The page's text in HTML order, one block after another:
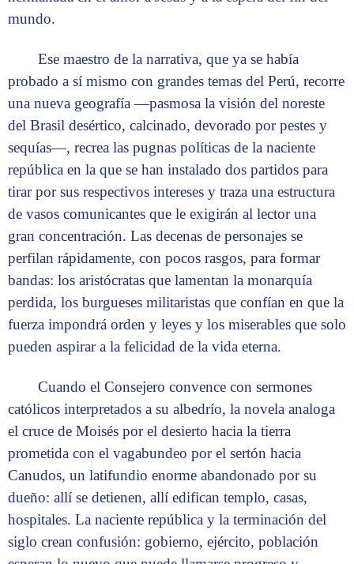
mundo.
Ese maestro de la narrativa, que ya se había
probado a sí mismo con grandes temas del Perú, recorre
una nueva geografía —pasmosa la visión del noreste
del Brasil desértico, calcinado, devorado por pestes y
sequías—, recrea las pugnas políticas de la naciente
república en la que se han instalado dos partidos para
tirar por sus respectivos intereses y traza una estructura
de vasos comunicantes que le exigirán al lector una
gran concentración. Las decenas de personajes se
perfilan rápidamente, con pocos rasgos, para formar
bandas: los aristócratas que lamentan la monarquía
perdida, los burgueses militaristas que confían en que la
fuerza impondrá orden y leyes y los miserables que solo
pueden aspirar a la felicidad de la vida eterna.
Cuando el Consejero convence con sermones
católicos interpretados a su albedrío, la novela analoga
el cruce de Moisés por el desierto hacia la tierra
prometida con el vagabundeo por el sertón hacia
Canudos, un latifundio enorme abandonado por su
dueño: allí se detienen, allí edifican templo, casas,
hospitales. La naciente república y la terminación del
siglo crean confusión: gobierno, ejército, población